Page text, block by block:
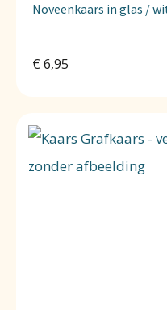
Noveenkaars in glas /
€ 6,95